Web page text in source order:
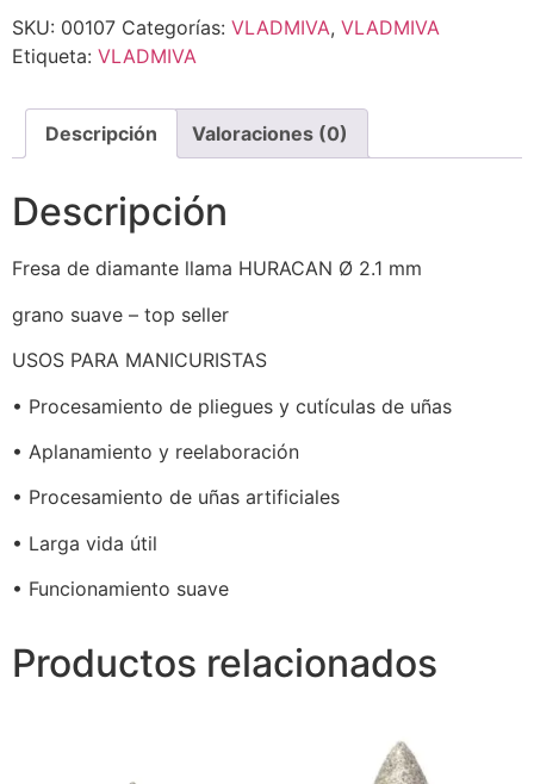
SKU: 00107 Categorías: VLADMIVA, VLADMIVA
Etiqueta: VLADMIVA
Descripción Valoraciones (0)
Descripción
Fresa de diamante llama HURACAN Ø 2.1 mm
grano suave – top seller
USOS PARA MANICURISTAS
• Procesamiento de pliegues y cutículas de uñas
• Aplanamiento y reelaboración
• Procesamiento de uñas artificiales
• Larga vida útil
• Funcionamiento suave
Productos relacionados